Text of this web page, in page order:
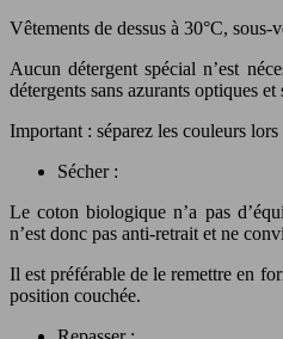
Vêtements de dessus à 30°C, sous-
Aucun détergent spécial n’est
détergents sans azurants optiques et
Important : séparez les couleurs
Sécher :
Le coton biologique n’a pas
n’est donc pas anti-retrait et ne
Il est préférable de le remettre en
position couchée.